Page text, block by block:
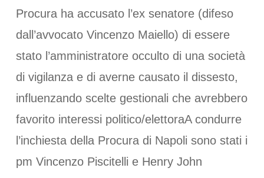
Procura ha accusato l’ex senatore (difeso
dall’avvocato Vincenzo Maiello) di essere
stato l’amministratore occulto di una società
di vigilanza e di averne causato il dissesto,
influenzando scelte gestionali che avrebbero
favorito interessi politico/elettoraA condurre
l’inchiesta della Procura di Napoli sono stati i
pm Vincenzo Piscitelli e Henry John